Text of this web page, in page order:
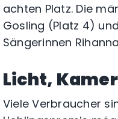
achten Platz. Die
Gosling (Platz 4)
Sängerinnen
Licht,
Viele Verbraucher